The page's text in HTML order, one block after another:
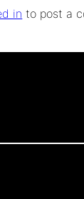
in to post a